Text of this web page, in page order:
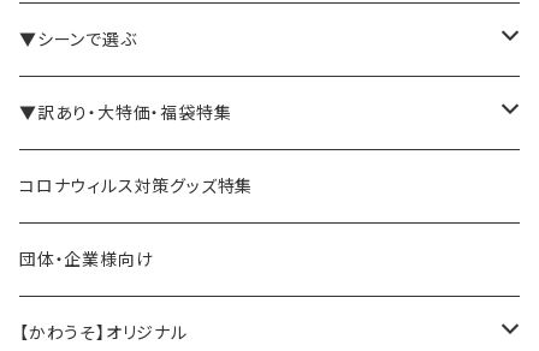
バインダー・メモパッド
手帳・ノート
ペン立て・収納ケース・トレイ
バッグ・かばん
▼シーンで選ぶ
テレワーク・在宅ワーク向け
司会・セミナー講師向け
営業マン向け
事務職の方向け
▼訳あり・大特価・福袋特集
アウトレット商品
福袋・まとめ買い
コロナウィルス対策グッズ特集
団体・企業様向け
【かわうそ】オリジナル